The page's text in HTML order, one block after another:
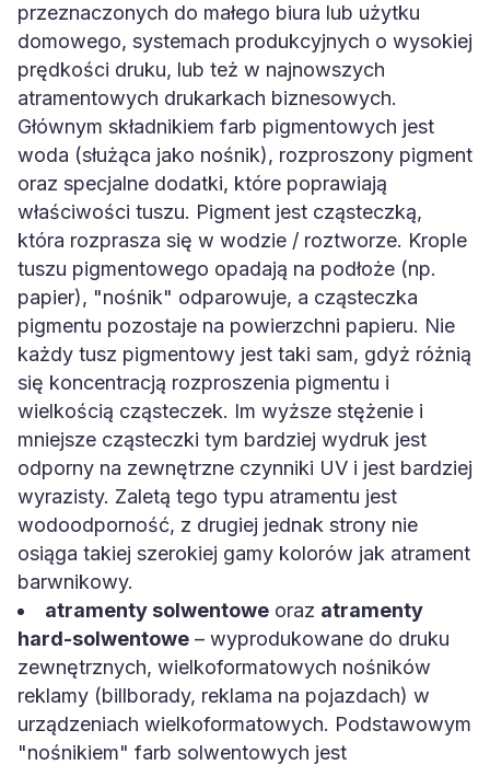
przeznaczonych do małego biura lub użytku
domowego, systemach produkcyjnych o wysokiej
prędkości druku, lub też w najnowszych
atramentowych drukarkach biznesowych.
Głównym składnikiem farb pigmentowych jest
woda (służąca jako nośnik), rozproszony pigment
oraz specjalne dodatki, które poprawiają
właściwości tuszu. Pigment jest cząsteczką,
która rozprasza się w wodzie / roztworze. Krople
tuszu pigmentowego opadają na podłoże (np.
papier), "nośnik" odparowuje, a cząsteczka
pigmentu pozostaje na powierzchni papieru. Nie
każdy tusz pigmentowy jest taki sam, gdyż różnią
się koncentracją rozproszenia pigmentu i
wielkością cząsteczek. Im wyższe stężenie i
mniejsze cząsteczki tym bardziej wydruk jest
odporny na zewnętrzne czynniki UV i jest bardziej
wyrazisty. Zaletą tego typu atramentu jest
wodoodporność, z drugiej jednak strony nie
osiąga takiej szerokiej gamy kolorów jak atrament
barwnikowy.
atramenty solwentowe oraz atramenty
hard-solwentowe – wyprodukowane do druku
zewnętrznych, wielkoformatowych nośników
reklamy (billborady, reklama na pojazdach) w
urządzeniach wielkoformatowych. Podstawowym
"nośnikiem" farb solwentowych jest